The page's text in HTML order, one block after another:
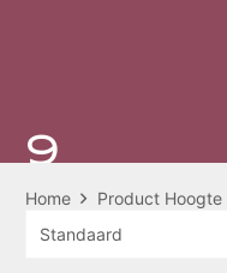
9
Home Product Hoogte